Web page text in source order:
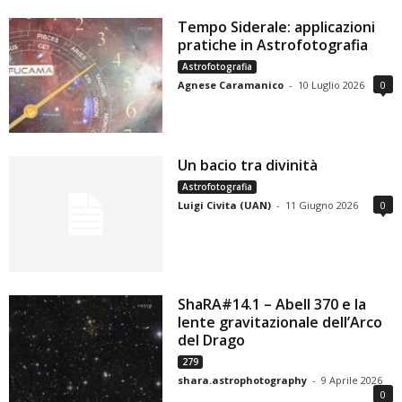
Tempo Siderale: applicazioni
pratiche in Astrofotografia
Astrofotografia
Agnese Caramanico - 10 Luglio 2026 0
Un bacio tra divinità
Astrofotografia
Luigi Civita (UAN) - 11 Giugno 2026 0
ShaRA#14.1 – Abell 370 e la
lente gravitazionale dell’Arco
del Drago
279
shara.astrophotography - 9 Aprile 2026
0